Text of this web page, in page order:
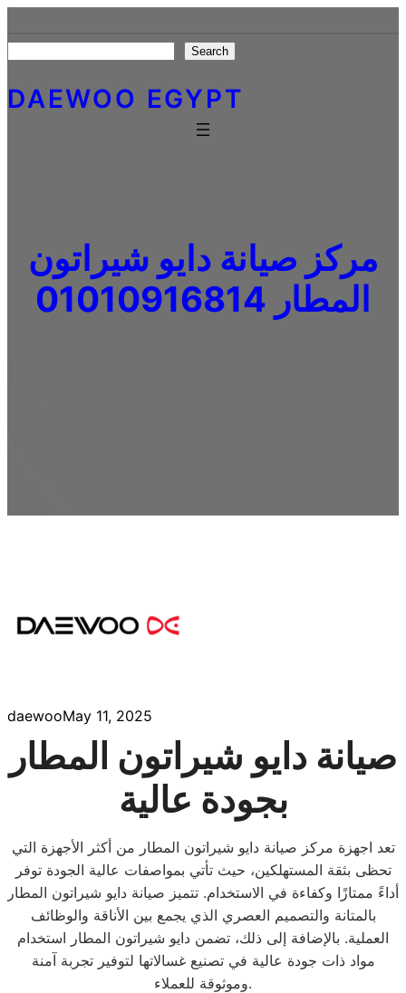
to
content
Search
DAEWOO EGYPT
مركز صيانة دايو شيراتون
المطار 01010916814
daewooMay 11, 2025
صيانة دايو شيراتون المطار
بجودة عالية
تعد اجهزة مركز صيانة دايو شيراتون المطار من أكثر الأجهزة التي
تحظى بثقة المستهلكين، حيث تأتي بمواصفات عالية الجودة توفر
أداءً ممتازًا وكفاءة في الاستخدام. تتميز صيانة دايو شيراتون المطار
بالمتانة والتصميم العصري الذي يجمع بين الأناقة والوظائف
العملية. بالإضافة إلى ذلك، تضمن دايو شيراتون المطار استخدام
مواد ذات جودة عالية في تصنيع غسالاتها لتوفير تجربة آمنة
وموثوقة للعملاء.